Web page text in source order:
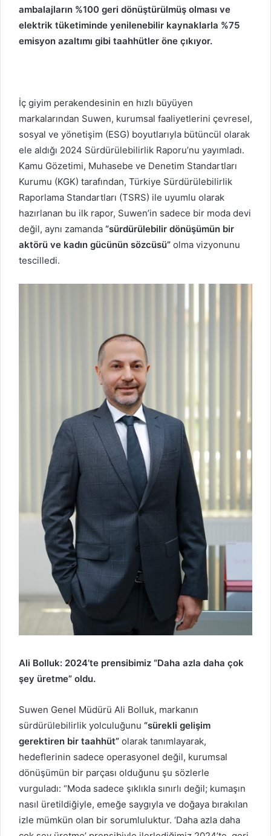
ambalajların %100 geri dönüştürülmüş olması ve
elektrik tüketiminde yenilenebilir kaynaklarla %75
emisyon azaltımı gibi taahhütler öne çıkıyor.
İç giyim perakendesinin en hızlı büyüyen
markalarından Suwen, kurumsal faaliyetlerini çevresel,
sosyal ve yönetişim (ESG) boyutlarıyla bütüncül olarak
ele aldığı 2024 Sürdürülebilirlik Raporu’nu yayımladı.
Kamu Gözetimi, Muhasebe ve Denetim Standartları
Kurumu (KGK) tarafından, Türkiye Sürdürülebilirlik
Raporlama Standartları (TSRS) ile uyumlu olarak
hazırlanan bu ilk rapor, Suwen’in sadece bir moda devi
değil, aynı zamanda “sürdürülebilir dönüşümün bir
aktörü ve kadın gücünün sözcüsü” olma vizyonunu
tescilledi.
Ali Bolluk: 2024’te prensibimiz “Daha azla daha çok
şey üretme” oldu.
Suwen Genel Müdürü Ali Bolluk, markanın
sürdürülebilirlik yolculuğunu “sürekli gelişim
gerektiren bir taahhüt” olarak tanımlayarak,
hedeflerinin sadece operasyonel değil, kurumsal
dönüşümün bir parçası olduğunu şu sözlerle
vurguladı: “Moda sadece şıklıkla sınırlı değil; kumaşın
nasıl üretildiğiyle, emeğe saygıyla ve doğaya bırakılan
izle mümkün olan bir sorumluluktur. ‘Daha azla daha